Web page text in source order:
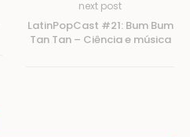
next post
LatinPopCast #21: Bum Bum
Tan Tan – Ciência e música